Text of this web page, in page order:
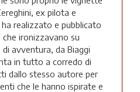
ex pilota e
realizzato e pubblicato
ironizzavano su
avventura, da Biaggi
in tutto a corredo di
dallo stesso autore per
che le hanno ispirate e